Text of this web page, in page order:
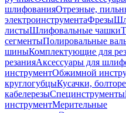
шлифованияОтрезные,
электроинструментаФрезы
листыШлифовальные чашки
сегментыПолировальные
шиныКомплектующие для
резанияАксессуары для
инструментОбжимной
круглогубцыКусачки,
кабелерезыСпецинструменты
инструментМерительные